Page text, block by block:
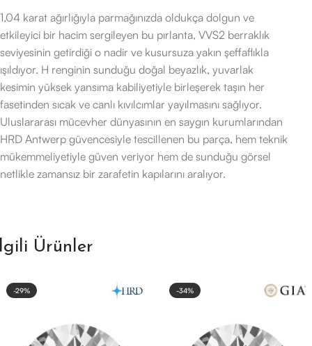
1,04 karat ağırlığıyla parmağınızda oldukça dolgun ve
etkileyici bir hacim sergileyen bu pırlanta, VVS2 berraklık
seviyesinin getirdiği o nadir ve kusursuza yakın şeffaflıkla
ışıldıyor. H renginin sunduğu doğal beyazlık, yuvarlak
kesimin yüksek yansıma kabiliyetiyle birleşerek taşın her
fasetinden sıcak ve canlı kıvılcımlar yayılmasını sağlıyor.
Uluslararası mücevher dünyasının en saygın kurumlarından
HRD Antwerp güvencesiyle tescillenen bu parça, hem teknik
mükemmeliyetiyle güven veriyor hem de sunduğu görsel
netlikle zamansız bir zarafetin kapılarını aralıyor.
Ürünler
-29% -34%